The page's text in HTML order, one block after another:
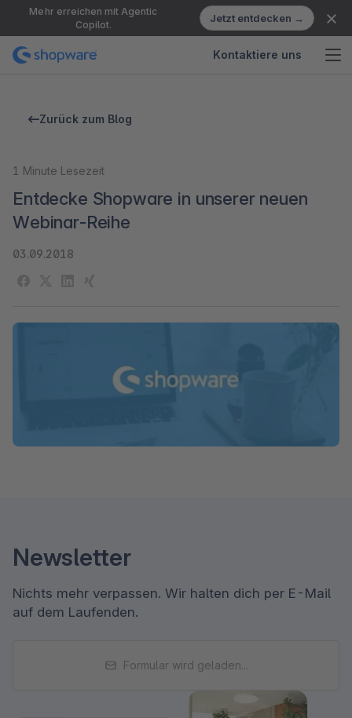
Mehr erreichen mit Agentic
Copilot.
Jetzt entdecken →
Kontaktiere uns
Zurück zum Blog
1 Minute Lesezeit
Entdecke Shopware in unserer neuen
Webinar-Reihe
03.09.2018
Newsletter
Nichts mehr verpassen. Wir halten dich per E-Mail
auf dem Laufenden.
Formular wird geladen...